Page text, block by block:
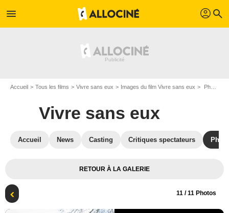
menu profil search
Accueil Tous les films Vivre sans eux Images du film Vivre sans eux Photo de Vivre sans eux - Photo 11
Vivre sans eux
Accueil News Casting Critiques spectateurs
RETOUR À LA GALERIE
11 / 11 Photos